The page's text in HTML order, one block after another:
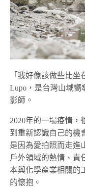
「我好像該做些比坐
Lupo，是台灣山域
影師。
2020年的一場疫情，
到重新認識自己的機
是因為愛拍照而走進
戶外領域的熱情、責
本與化學產業相關的
的懷抱。